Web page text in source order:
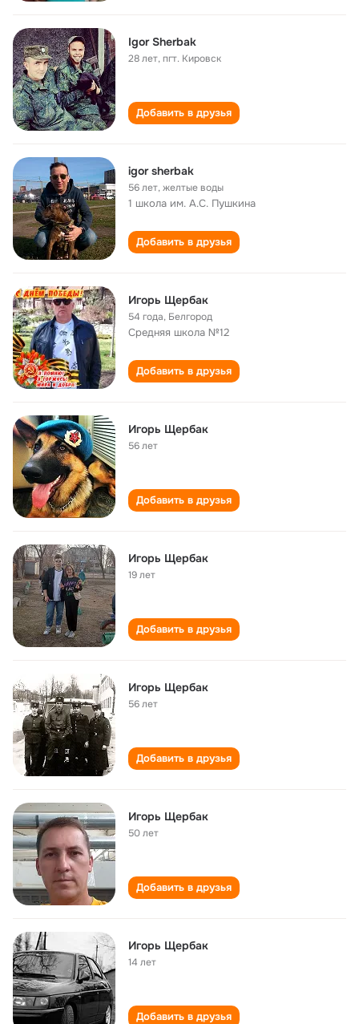
Igor Sherbak
28 лет,пгт. Кировск
Добавить в друзья
igor sherbak
56 лет,желтые воды
1 школа им. А.С. Пушкина
Добавить в друзья
Игорь Щербак
54 года, Белгород
Средняя школа №12
Добавить в друзья
Игорь Щербак
56 лет
Добавить в друзья
Игорь Щербак
19 лет
Добавить в друзья
Игорь Щербак
56 лет
Добавить в друзья
Игорь Щербак
50 лет
Добавить в друзья
Игорь Щербак
14 лет
Добавить в друзья